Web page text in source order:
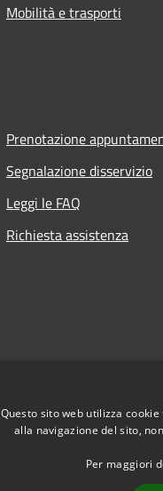
Mobilità e trasporti
Prenotazione
Segnalazione disservizio
Leggi le FAQ
Richiesta assistenza
Questo sito web utilizza
alla navigazione del sito,
Per maggiori